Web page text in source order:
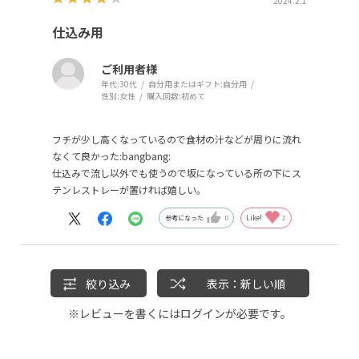
仕込み用
ご利用者様
年代:30代 自分用またはギフト:自分用
性別:女性 購入回数:初めて
フチが少し高くなっているので食材の汁などが周りに流れ
なくて良かった:bangbang:️
仕込みで流し以外でも使うので坂になっている所の下にス
テンレストレーが置ければ嬉しい。
参考になった 0 Like! 2
絞り込み
表示：新しい順
※レビューを書くにはログインが必要です。